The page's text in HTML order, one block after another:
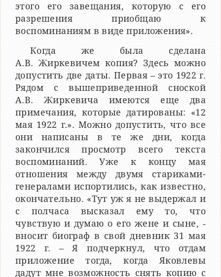
этого его завещания, которую с его
разрешения приобщаю к
воспоминаниям в виде приложения».
Когда же была сделана
А.В. Жиркевичем копия? Здесь можно
допустить две даты. Первая – это 1922 г.
Рядом с вышеприведенной сноской
А.В. Жиркевича имеются еще два
примечания, которые датированы: «12
мая 1922 г.». Можно допустить, что все
они написаны в те же дни, когда
закончился просмотр всего текста
воспоминаний. Уже к концу мая
отношения между двумя стариками-
генералами испортились, как известно,
окончательно. «Тут уж я не выдержал и
с полчаса высказал ему то, что
чувствую и думаю о его жене и сыне, ‑
вносит биограф в свой дневник 31 мая
1922 г. – Я подчеркнул, что отдам
приложение тогда, когда Яковлевы
дадут мне возможность снять копию с